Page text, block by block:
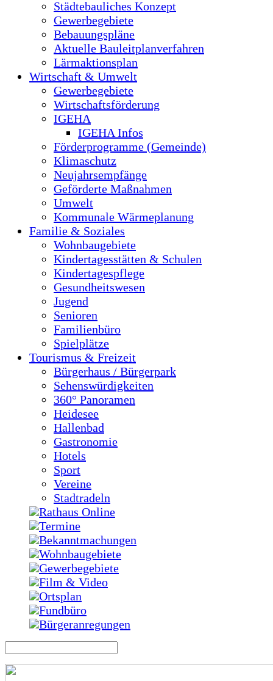
Städtebauliches Konzept
Gewerbegebiete
Bebauungspläne
Aktuelle Bauleitplanverfahren
Lärmaktionsplan
Wirtschaft & Umwelt
Gewerbegebiete
Wirtschaftsförderung
IGEHA
IGEHA Infos
Förderprogramme (Gemeinde)
Klimaschutz
Neujahrsempfänge
Geförderte Maßnahmen
Umwelt
Kommunale Wärmeplanung
Familie & Soziales
Wohnbaugebiete
Kindertagesstätten & Schulen
Kindertagespflege
Gesundheitswesen
Jugend
Senioren
Familienbüro
Spielplätze
Tourismus & Freizeit
Bürgerhaus / Bürgerpark
Sehenswürdigkeiten
360° Panoramen
Heidesee
Hallenbad
Gastronomie
Hotels
Sport
Vereine
Stadtradeln
Rathaus Online
Termine
Bekanntmachungen
Wohnbaugebiete
Gewerbegebiete
Film & Video
Ortsplan
Fundbüro
Bürgeranregungen